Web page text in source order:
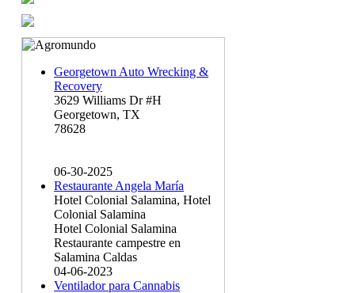
Georgetown Auto Wrecking &
Recovery
3629 Williams Dr #H
Georgetown, TX
78628
06-30-2025
Restaurante Angela María
Hotel Colonial Salamina, Hotel
Colonial Salamina
Hotel Colonial Salamina
Restaurante campestre en
Salamina Caldas
04-06-2023
Ventilador para Cannabis